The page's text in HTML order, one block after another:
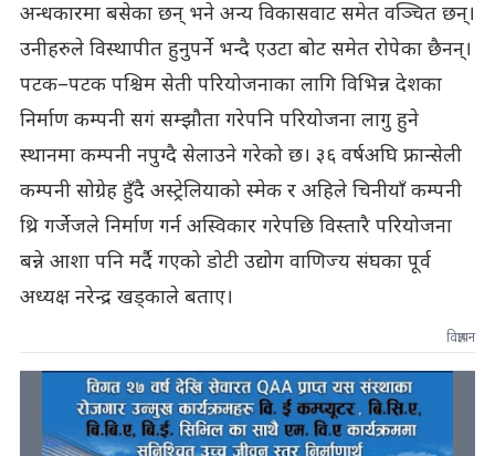
अन्धकारमा बसेका छन् भने अन्य विकासवाट समेत वञ्चित छन्।
उनीहरुले विस्थापीत हुनुपर्ने भन्दै एउटा बोट समेत रोपेका छैनन्।
पटक–पटक पश्चिम सेती परियोजनाका लागि विभिन्न देशका
निर्माण कम्पनी सगं सम्झौता गरेपनि परियोजना लागु हुने
स्थानमा कम्पनी नपुग्दै सेलाउने गरेको छ। ३६ वर्षअघि फ्रान्सेली
कम्पनी सोग्रेह हुँदै अस्ट्रेलियाको स्मेक र अहिले चिनीयाँ कम्पनी
थ्रि गर्जेजले निर्माण गर्न अस्विकार गरेपछि विस्तारै परियोजना
बन्ने आशा पनि मर्दै गएको डोटी उद्योग वाणिज्य संघका पूर्व
अध्यक्ष नरेन्द्र खड्काले बताए।
विज्ञापन